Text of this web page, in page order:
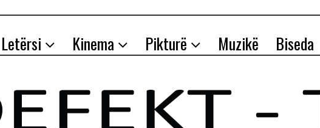
Letërsi Kinema Pikturë Muzikë Biseda